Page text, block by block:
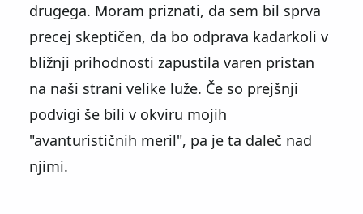
drugega. Moram priznati, da sem bil sprva
precej skeptičen, da bo odprava kadarkoli v
bližnji prihodnosti zapustila varen pristan
na naši strani velike luže. Če so prejšnji
podvigi še bili v okviru mojih
"avanturističnih meril", pa je ta daleč nad
njimi.